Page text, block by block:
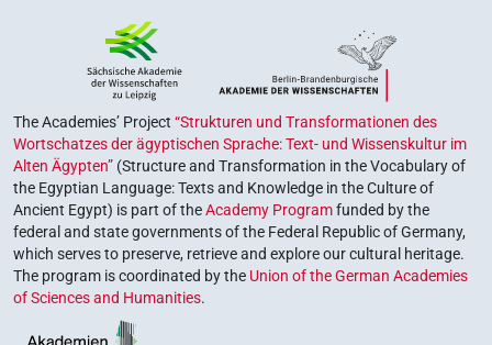
The Academies’ Project “Strukturen und Transformationen des
Wortschatzes der ägyptischen Sprache: Text- und Wissenskultur im
Alten Ägypten” (Structure and Transformation in the Vocabulary of
the Egyptian Language: Texts and Knowledge in the Culture of
Ancient Egypt) is part of theAcademy Programfunded by the
federal and state governments of the Federal Republic of Germany,
which serves to preserve, retrieve and explore our cultural heritage.
The program is coordinated by the Union of the German Academies
of Sciences and Humanities.